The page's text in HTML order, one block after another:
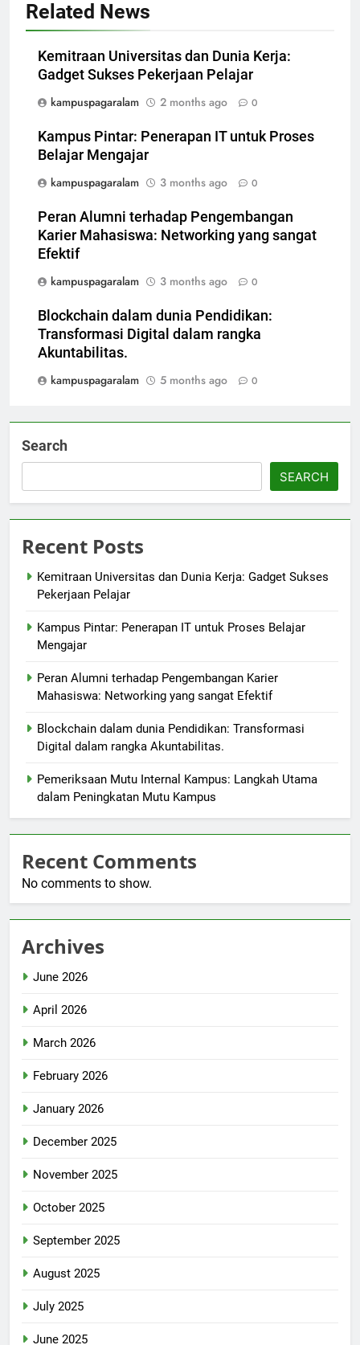
Related News
Kemitraan Universitas dan Dunia Kerja:
Gadget Sukses Pekerjaan Pelajar
kampuspagaralam
2 months ago 0
Kampus Pintar: Penerapan IT untuk Proses
Belajar Mengajar
kampuspagaralam
3 months ago 0
Peran Alumni terhadap Pengembangan
Karier Mahasiswa: Networking yang sangat
Efektif
kampuspagaralam
3 months ago 0
Blockchain dalam dunia Pendidikan:
Transformasi Digital dalam rangka
Akuntabilitas.
kampuspagaralam
5 months ago 0
Search
SEARCH
Recent Posts
Kemitraan Universitas dan Dunia Kerja: Gadget Sukses
Pekerjaan Pelajar
Kampus Pintar: Penerapan IT untuk Proses Belajar
Mengajar
Peran Alumni terhadap Pengembangan Karier
Mahasiswa: Networking yang sangat Efektif
Blockchain dalam dunia Pendidikan: Transformasi
Digital dalam rangka Akuntabilitas.
Pemeriksaan Mutu Internal Kampus: Langkah Utama
dalam Peningkatan Mutu Kampus
Recent Comments
No comments to show.
Archives
June 2026
April 2026
March 2026
February 2026
January 2026
December 2025
November 2025
October 2025
September 2025
August 2025
July 2025
June 2025